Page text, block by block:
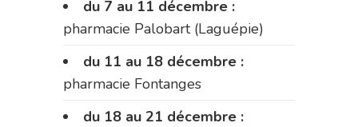
du 7 au 11 décembre :
pharmacie Palobart (Laguépie)
du 11 au 18 décembre :
pharmacie Fontanges
du 18 au 21 décembre :